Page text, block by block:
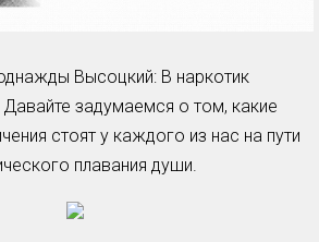
Высоцкий: В наркотик
Давайте задумаемся о том, какие
стоят у каждого из нас на пути
плавания души.